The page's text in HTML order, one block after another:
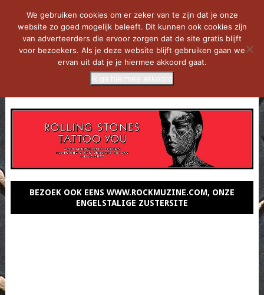
BEZOEK OOK EENS WWW.ROCKMUZINE.COM, ONZE
ENGELSTALIGE ZUSTERSITE
We gebruiken cookies om er zeker van te zijn dat je onze
website zo goed mogelijk beleeft. Dit kunnen ook cookies zijn
van adverteerders die ervoor zorgen dat de site gratis blijft
voor bezoekers. Als je deze website blijft gebruiken gaan we
ervan uit dat je je hiermee akkoord gaat.
Ik ga hiermee akkoord